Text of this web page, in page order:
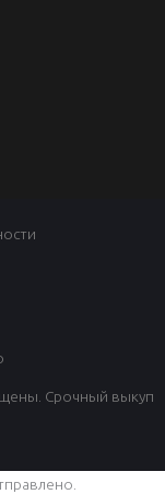
Срочный выкуп